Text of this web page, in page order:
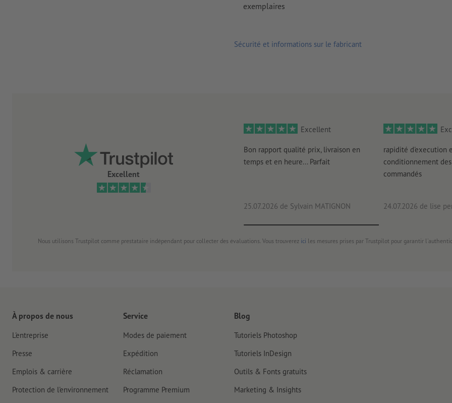
exemplaires
Sécurité et informations sur le fabricant
Excellent
Excellent
Bon rapport qualité prix, livraison en
temps et en heure... Parfait
25.07.2026 de Sylvain MATIGNON
rapidité d'execution
conditionnement
commandés
24.07.2026 de lise
Nous utilisons Trustpilot comme prestataire indépendant pour collecter des évaluations. Vous trouverez ici les mesures prises par Trustpilot pour garantir
À propos de nous
L'entreprise
Presse
Emplois & carrière
Protection de l'environnement
Service
Modes de paiement
Expédition
Réclamation
Programme Premium
Blog
Tutoriels Photoshop
Tutoriels InDesign
Outils & Fonts gratuits
Marketing & Insights